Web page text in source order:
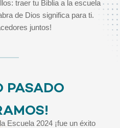
traer tu Biblia a la escuela
de Dios significa para ti.
juntos!
PASADO
Escuela 2024 ¡fue un éxito